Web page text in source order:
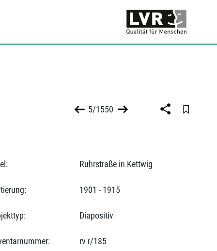
5/1550
Ruhrstraße in Kettwig
1901 - 1915
Diapositiv
rv r/185